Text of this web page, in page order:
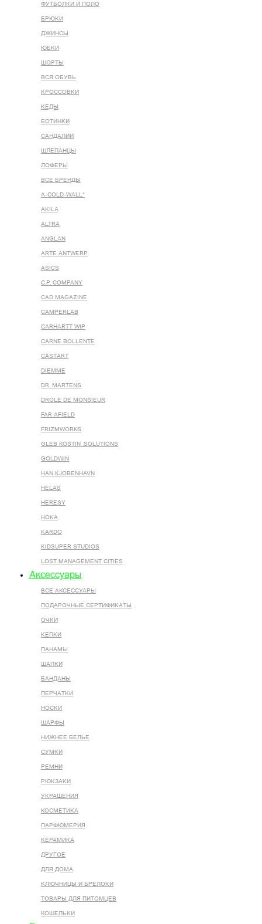
ФУТБОЛКИ И ПОЛО
БРЮКИ
ДЖИНСЫ
ЮБКИ
ШОРТЫ
ВСЯ ОБУВЬ
КРОССОВКИ
КЕДЫ
БОТИНКИ
САНДАЛИИ
ШЛЕПАНЦЫ
ЛОФЕРЫ
ВСЕ БРЕНДЫ
A-COLD-WALL*
AKILA
ALTRA
ANGLAN
ARTE ANTWERP
ASICS
C.P. COMPANY
CAD MAGAZINE
CAMPERLAB
CARHARTT WIP
CARNE BOLLENTE
CASTART
DIEMME
DR. MARTENS
DROLE DE MONSIEUR
FAR AFIELD
FRIZMWORKS
GLEB KOSTIN .SOLUTIONS
GOLDWIN
HAN KJOBENHAVN
HELAS
HERESY
HOKA
KARDO
KIDSUPER STUDIOS
LOST MANAGEMENT CITIES
Аксессуары
ВСЕ AКСЕССУАРЫ
ПОДАРОЧНЫЕ СЕРТИФИКАТЫ
ОЧКИ
КЕПКИ
ПАНАМЫ
ШАПКИ
БАНДАНЫ
ПЕРЧАТКИ
НОСКИ
ШАРФЫ
НИЖНЕЕ БЕЛЬЕ
СУМКИ
РЕМНИ
РЮКЗАКИ
УКРАШЕНИЯ
КОСМЕТИКА
ПАРФЮМЕРИЯ
КЕРАМИКА
ДРУГОЕ
ДЛЯ ДОМА
КЛЮЧНИЦЫ И БРЕЛОКИ
ТОВАРЫ ДЛЯ ПИТОМЦЕВ
КОШЕЛЬКИ